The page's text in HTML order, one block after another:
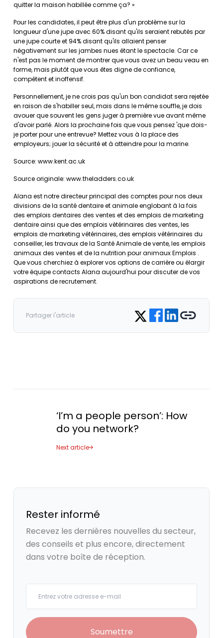
quitter la maison habillée comme ça? »
Pour les candidates, il peut être plus d'un problème sur la
longueur d'une jupe avec 60% disant qu'ils seraient rebutés par
une jupe courte et 94% disant qu'ils allaient penser
négativement sur les jambes nues étant le spectacle. Car ce
n'est pas le moment de montrer que vous avez un beau veau en
forme, mais plutôt que vous êtes digne de confiance,
compétent et inoffensif.
Personnellement, je ne crois pas qu'un bon candidat sera rejetée
en raison de s'habiller seul, mais dans le même souffle, je dois
avouer que souvent les gens juger à première vue avant même
d'avoir parlé. Alors la prochaine fois que vous pensez 'que dois-
je porter pour une entrevue? Mettez vous à la place des
employeurs; jouer la sécurité et à atteindre pour la marine.
Source: www.kent.ac.uk
Source originale: www.theladders.co.uk
Alana est notre directeur principal des comptes pour nos deux
divisions de la santé dentaire et animale englobant à la fois
des emplois dentaires des ventes et des emplois de marketing
dentaire ainsi que des emplois vétérinaires des ventes, les
emplois de marketing vétérinaires, des emplois vétérinaires du
conseiller, les travaux de la Santé Animale de vente, les emplois
animaux des ventes et de la nutrition pour animaux Emplois .
Que vous cherchiez à explorer vos options de carrière ou élargir
votre équipe contacts Alana aujourd'hui pour discuter de vos
aspirations de recrutement.
Partager l'article Share on Twitter
Share on Facebook
Share on LinkedIn
Copy link
Placeholder Image
‘I’m a people person’: How
do you network?
Next article
Rester informé
Recevez les dernières nouvelles du secteur,
des conseils et plus encore, directement
dans votre boîte de réception.
Soumettre